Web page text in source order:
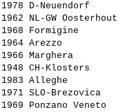
1978 D-Neuendorf
1962 NL-GW
1968 Formigine
1964 Arezzo
1966 Marghera
1948 CH-Klosters
1983 Alleghe
1971 SLO-
1969 Ponzano